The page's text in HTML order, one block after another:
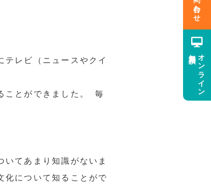
レビ（ニュースやクイ
ことができました。 毎
てあまり知識がないま
化について知ることがで
オンライン